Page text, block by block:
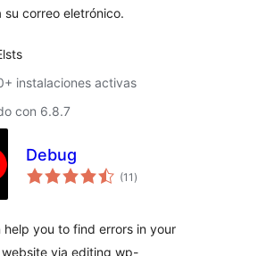
su correo eletrónico.
instalaciones activas
con 6.8.7
Debug
(11 total
de
)
help you to find errors in your
via editing wp-